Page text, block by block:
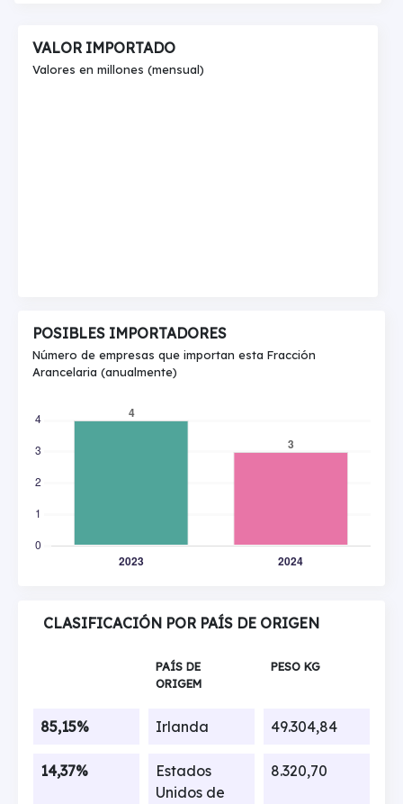
VALOR IMPORTADO
Valores en millones (mensual)
POSIBLES IMPORTADORES
Número de empresas que importan esta Fracción
Arancelaria (anualmente)
CLASIFICACIÓN POR PAÍS DE ORIGEN
PAÍS DE
ORIGEM
PESO KG
85,15% Irlanda 49.304,84
14,37%
Estados
Unidos de
8.320,70